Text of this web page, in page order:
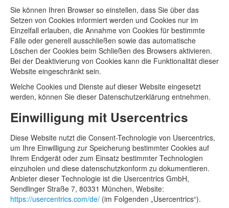
Sie können Ihren Browser so einstellen, dass Sie über das
Setzen von Cookies informiert werden und Cookies nur im
Einzelfall erlauben, die Annahme von Cookies für bestimmte
Fälle oder generell ausschließen sowie das automatische
Löschen der Cookies beim Schließen des Browsers aktivieren.
Bei der Deaktivierung von Cookies kann die Funktionalität dieser
Website eingeschränkt sein.
Welche Cookies und Dienste auf dieser Website eingesetzt
werden, können Sie dieser Datenschutzerklärung entnehmen.
Einwilligung mit Usercentrics
Diese Website nutzt die Consent-Technologie von Usercentrics,
um Ihre Einwilligung zur Speicherung bestimmter Cookies auf
Ihrem Endgerät oder zum Einsatz bestimmter Technologien
einzuholen und diese datenschutzkonform zu dokumentieren.
Anbieter dieser Technologie ist die Usercentrics GmbH,
Sendlinger Straße 7, 80331 München, Website:
https://usercentrics.com/de/ (im Folgenden „Usercentrics“).